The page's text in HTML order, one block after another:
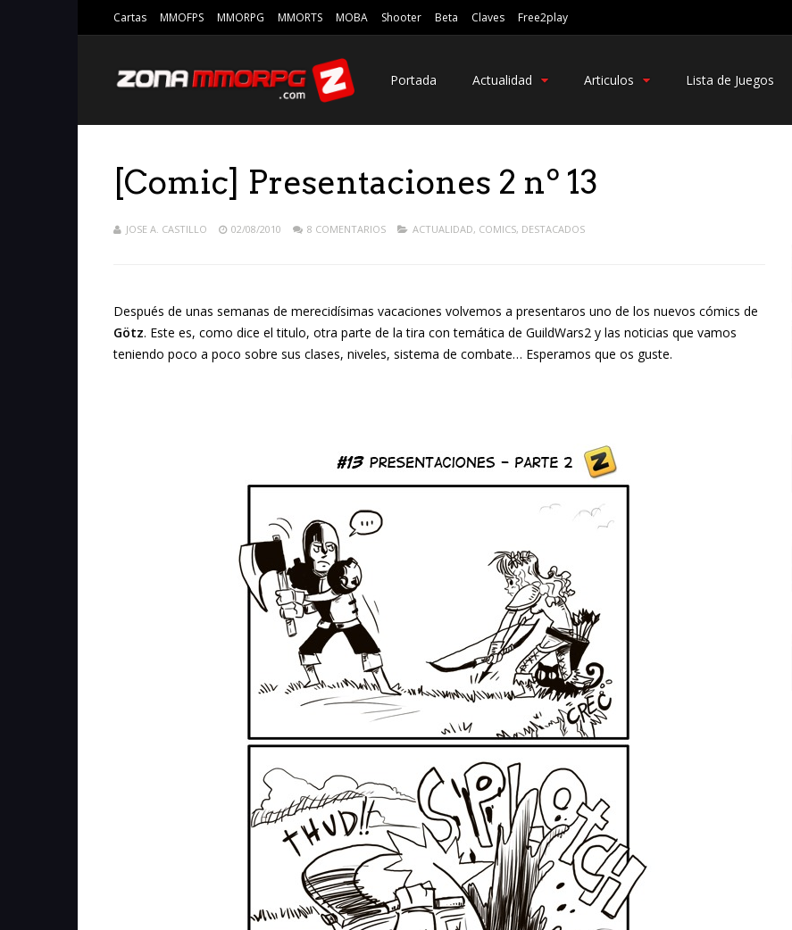
Cartas MMOFPS MMORPG MMORTS MOBA Shooter Beta Claves Free2play
Portada Actualidad Articulos Lista de Juegos
[Comic] Presentaciones 2 nº 13
JOSE A. CASTILLO 02/08/2010 8 COMENTARIOS ACTUALIDAD, COMICS, DESTACADOS
Después de unas semanas de merecidísimas vacaciones volvemos a presentaros uno de los nuevos cómics de
Götz. Este es, como dice el titulo, otra parte de la tira con temática de GuildWars2 y las noticias que vamos
teniendo poco a poco sobre sus clases, niveles, sistema de combate… Esperamos que os guste.